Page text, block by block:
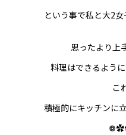
という事で私と大2
思ったより上
料理はできるよう
こ
積極的にキッチンに